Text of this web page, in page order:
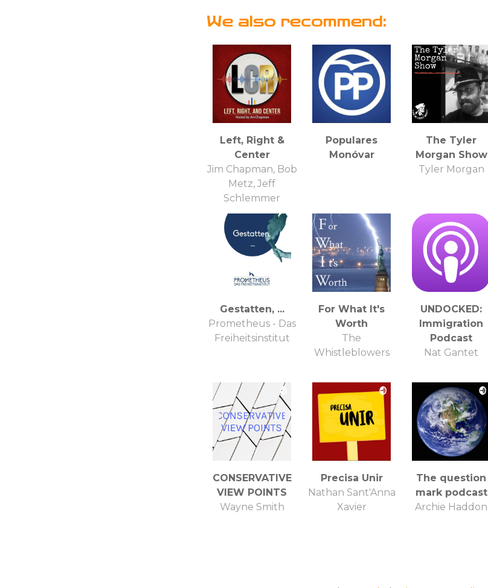
We also recommend:
Left, Right &
Center
Jim Chapman, Bob
Metz, Jeff
Schlemmer
Populares
Monóvar
The Tyler
Morgan Show
Tyler Morgan
Gestatten, ...
Prometheus - Das
Freiheitsinstitut
For What It's
Worth
The
Whistleblowers
UNDOCKED:
Immigration
Podcast
Nat Gantet
CONSERVATIVE
VIEW POINTS
Wayne Smith
Precisa Unir
Nathan Sant'Anna
Xavier
The question
mark podcast
Archie Haddon